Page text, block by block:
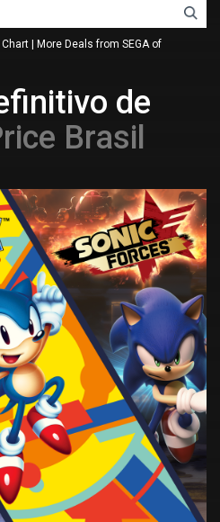
Chart
More Deals from SEGA of
de
Brasil